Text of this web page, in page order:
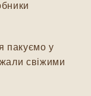
пакуємо у
свіжими